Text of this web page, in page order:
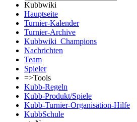
Kubbwiki
Hauptseite
Turnier-Kalender
Turnier-Archive
Kubbwiki_Champions
Nachrichten
Team
Spieler
=>Tools
Kubb-Regeln
Kubb-Produkt/Spiele
Kubb-Turnier-Organisation-Hilfe
KubbSchule